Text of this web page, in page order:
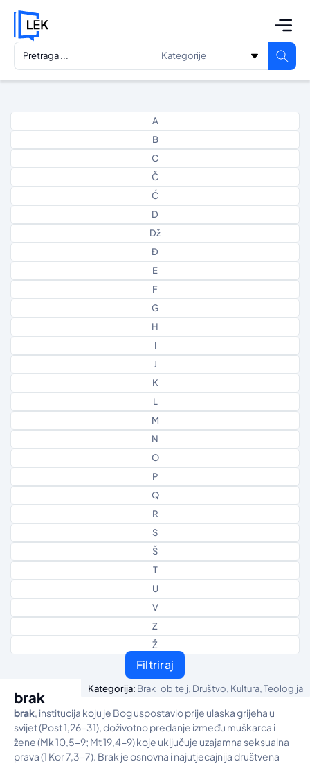
A
B
C
Č
Ć
D
Dž
Đ
E
F
G
H
I
J
K
L
M
N
O
P
Q
R
S
Š
T
U
V
Z
Ž
Filtriraj
Kategorija: Brak i obitelj, Društvo, Kultura,Teologija
brak
brak, institucija koju je Bog uspostavio prije ulaska grijeha u
svijet (Post 1,26-31), doživotno predanje između muškarca i
žene (Mk 10,5-9; Mt 19,4-9) koje uključuje uzajamna seksualna
prava (1 Kor 7,3-7). Brak je osnovna i najutjecajnija društvena